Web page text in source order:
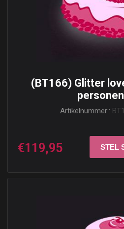
(BT166) Glitter
personen
Artikelnummer::
€119,95